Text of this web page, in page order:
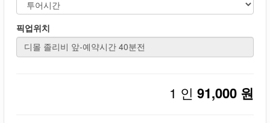
픽업위치
1 인 91,000 원